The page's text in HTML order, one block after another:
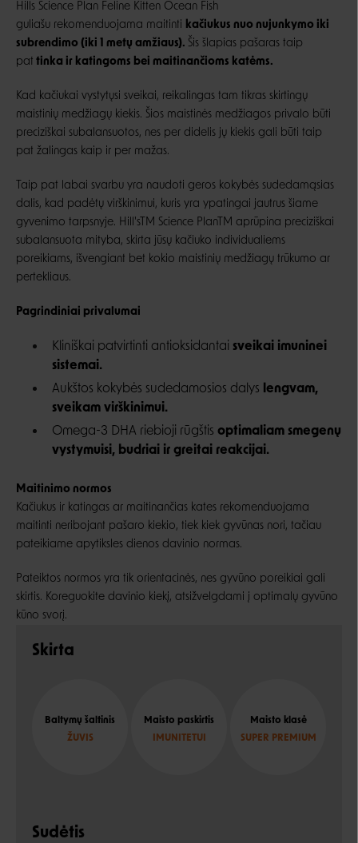
Hills Science Plan Feline Kitten Ocean Fish
guliašu rekomenduojama maitinti kačiukus nuo nujunkymo iki
subrendimo (iki 1 metų amžiaus). Šis šlapias pašaras taip
pat tinka ir katingoms bei maitinančioms katėms.
Kad kačiukai vystytųsi sveikai, reikalingas tam tikras skirtingų
maistinių medžiagų kiekis. Šios maistinės medžiagos privalo būti
preciziškai subalansuotos, nes per didelis jų kiekis gali būti taip
pat žalingas kaip ir per mažas.
Taip pat labai svarbu yra naudoti geros kokybės sudedamąsias
dalis, kad padėtų virškinimui, kuris yra ypatingai jautrus šiame
gyvenimo tarpsnyje. Hill'sTM Science PlanTM aprūpina preciziškai
subalansuota mityba, skirta jūsų kačiuko individualiems
poreikiams, išvengiant bet kokio maistinių medžiagų trūkumo ar
pertekliaus.
Pagrindiniai privalumai
Kliniškai patvirtinti antioksidantai sveikai imuninei
sistemai.
Aukštos kokybės sudedamosios dalys lengvam,
sveikam virškinimui.
Omega-3 DHA riebioji rūgštis optimaliam smegenų
vystymuisi, budriai ir greitai reakcijai.
Maitinimo normos
Kačiukus ir katingas ar maitinančias kates rekomenduojama
maitinti neribojant pašaro kiekio, tiek kiek gyvūnas nori, tačiau
pateikiame apytiksles dienos davinio normas.
Pateiktos normos yra tik orientacinės, nes gyvūno poreikiai gali
skirtis. Koreguokite davinio kiekį, atsižvelgdami į optimalų gyvūno
kūno svorį.
Skirta
Baltymų šaltinis
ŽUVIS
Maisto paskirtis
IMUNITETUI
Maisto klasė
SUPER PREMIUM
Sudėtis